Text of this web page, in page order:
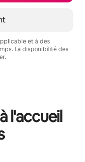
et à des
La disponibilité des
l'accueil